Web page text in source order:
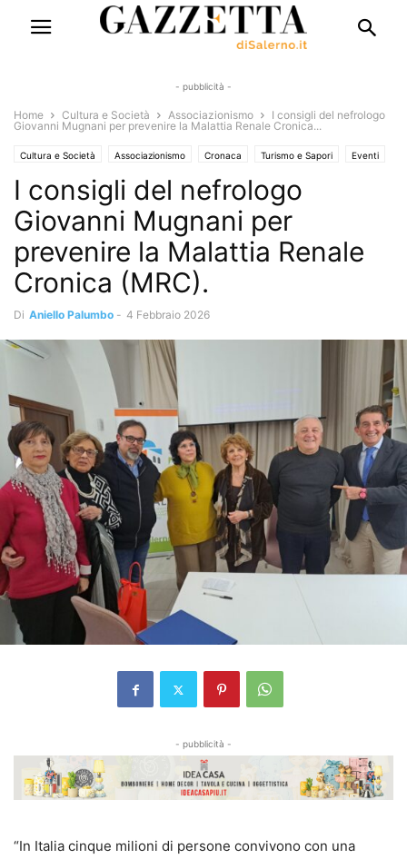
- pubblicità -
Home Cultura e Società Associazionismo
I consigli del nefrologo
Giovanni Mugnani per prevenire la Malattia Renale Cronica...
Cultura e Società Associazionismo Cronaca Turismo e Sapori Eventi
Eventi e Manifestazioni Interviste Rubriche
Salute e Benessere
I consigli del nefrologo
Giovanni Mugnani per
prevenire la Malattia Renale
Cronica (MRC).
Di Aniello Palumbo - 4 Febbraio 2026
- pubblicità -
“In Italia cinque milioni di persone convivono con una